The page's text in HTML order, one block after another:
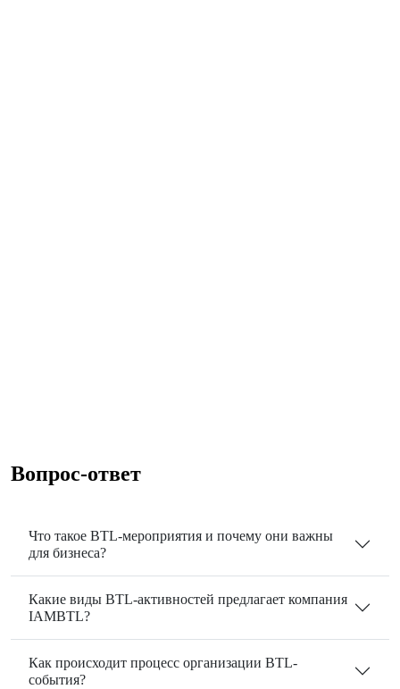
Вопрос-ответ
Что такое BTL-мероприятия и почему они важны
для бизнеса?
Какие виды BTL-активностей предлагает компания
IAMBTL?
Как происходит процесс организации BTL-
события?